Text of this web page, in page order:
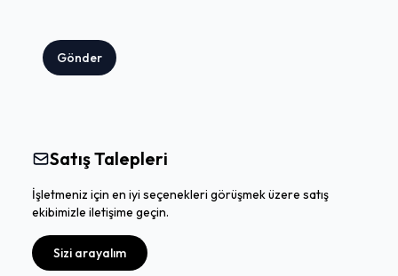
Gönder
Satış Talepleri
İşletmeniz için en iyi seçenekleri görüşmek üzere satış
ekibimizle iletişime geçin.
Sizi arayalım